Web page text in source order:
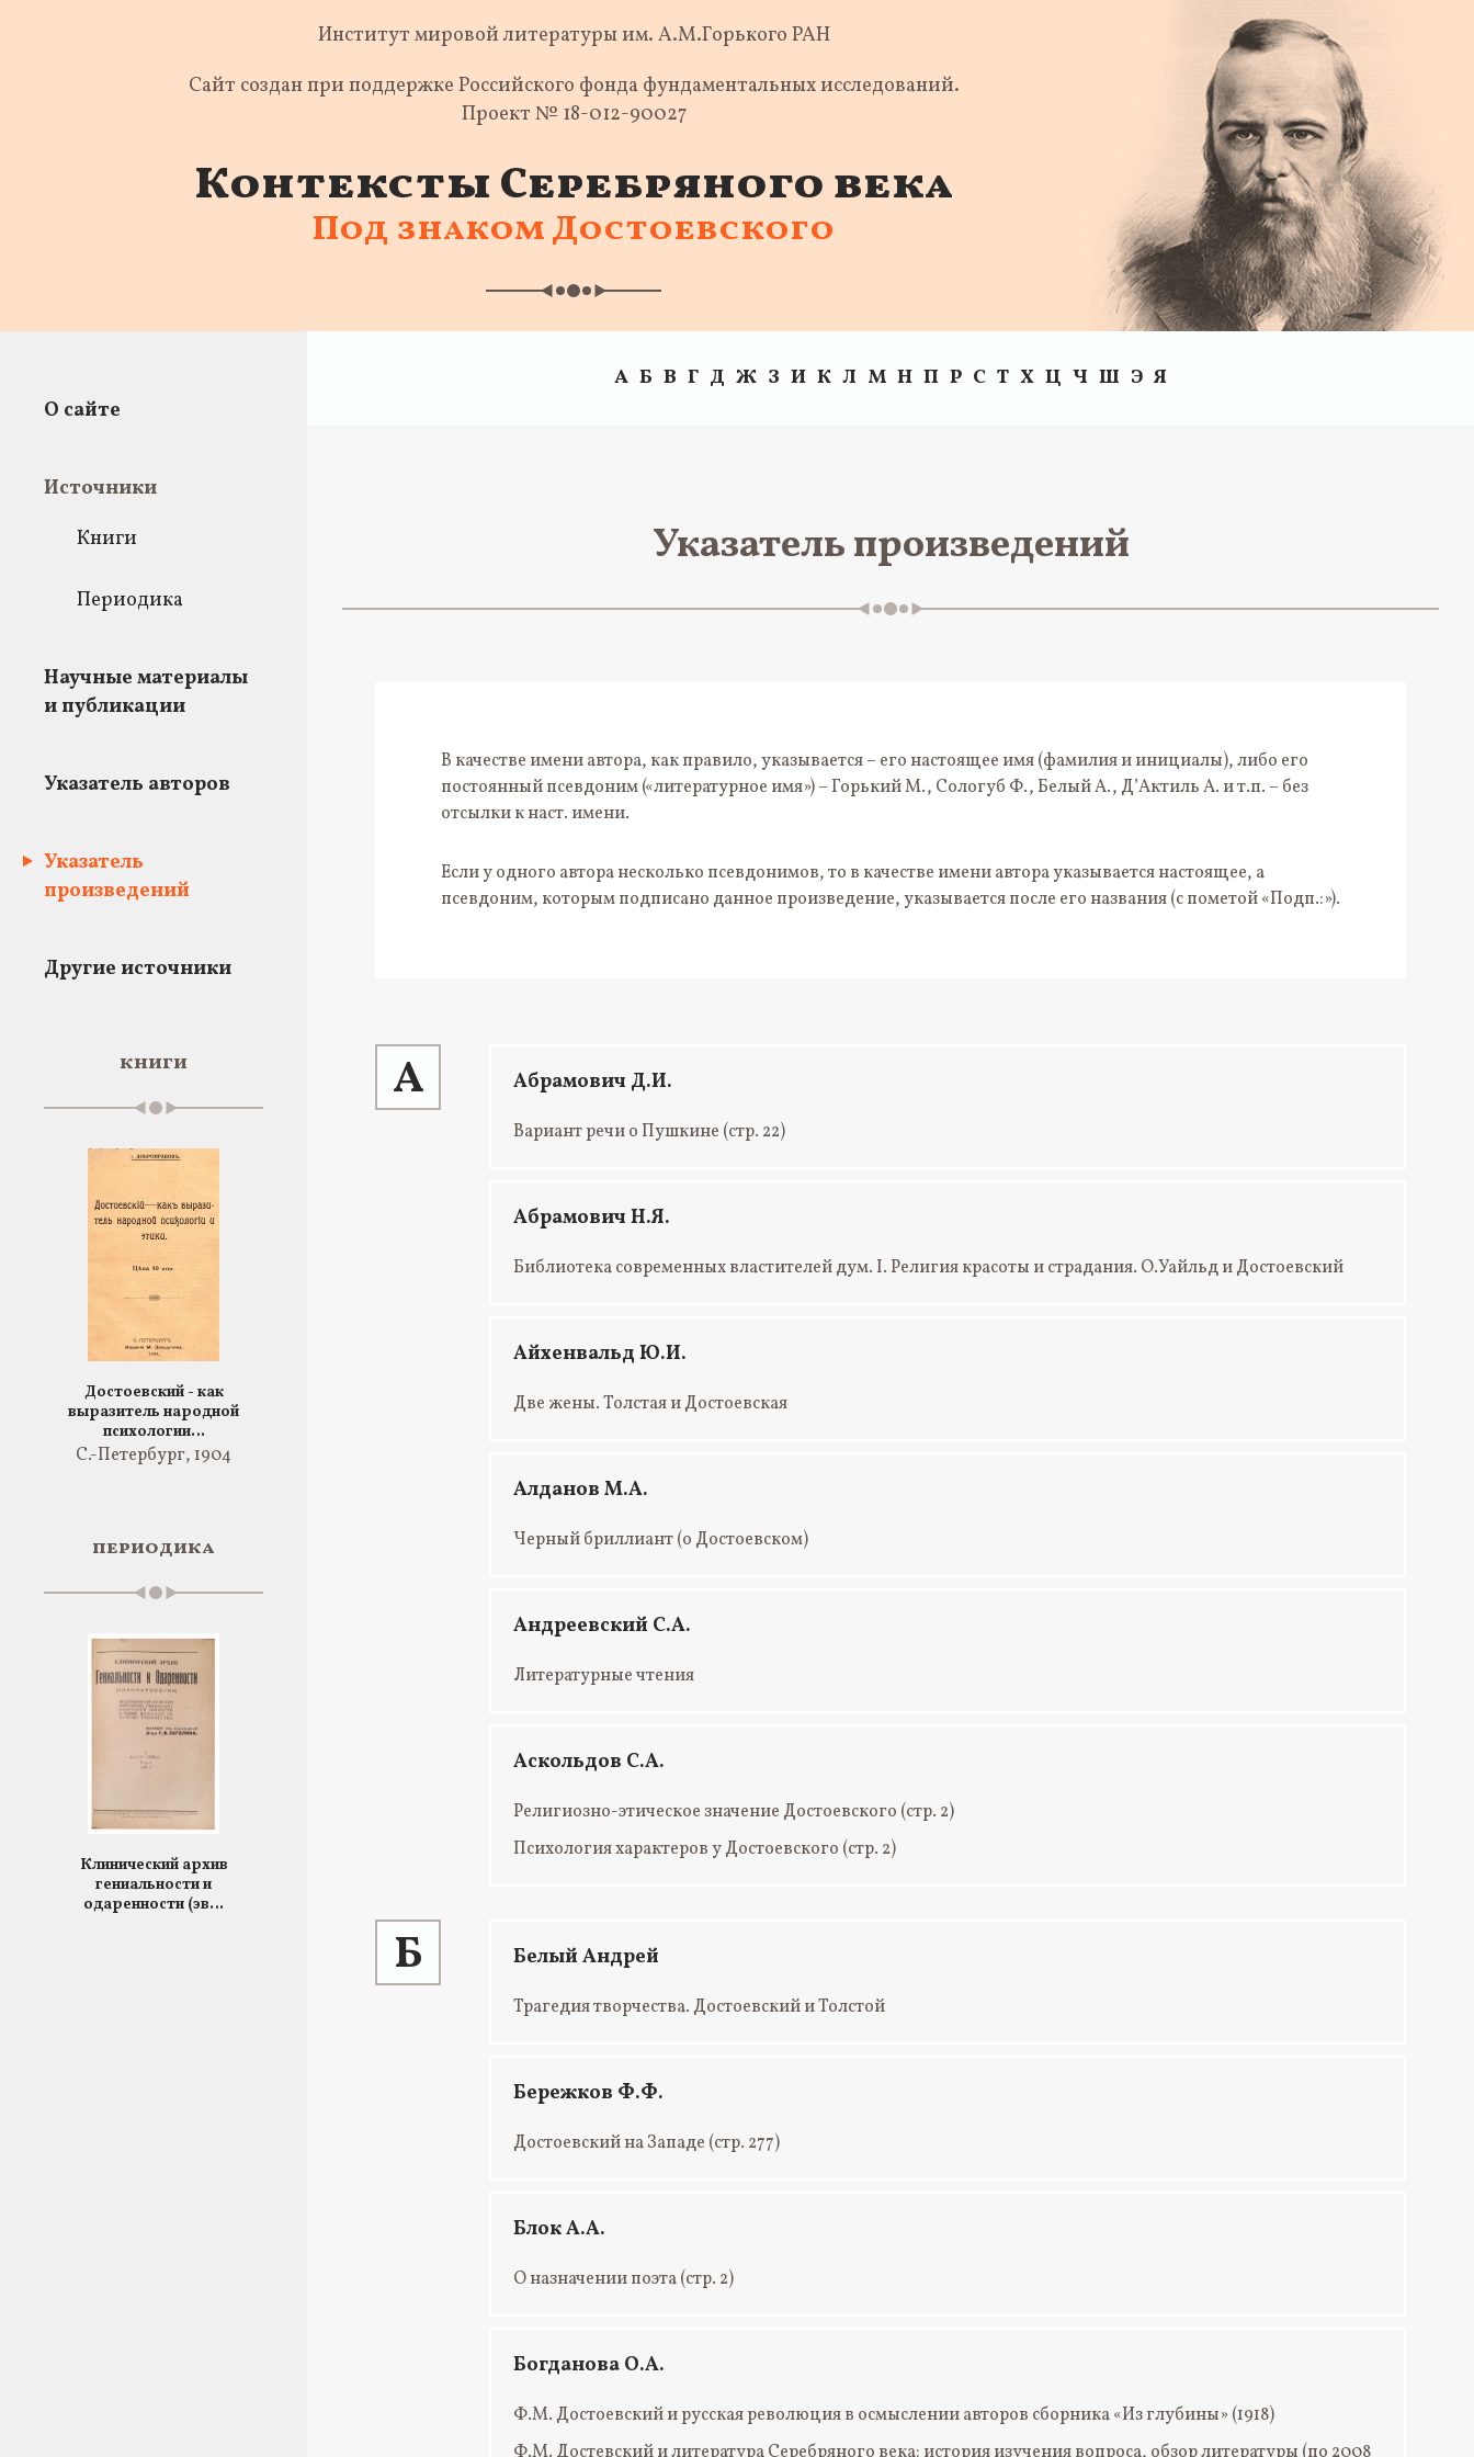
Институт мировой литературы им. А.М.Горького РАН
Сайт создан при поддержке Российского фонда фундаментальных исследований.
Проект № 18-012-90027
Контексты Серебряного века
Под знаком Достоевского
О сайте
Источники
Книги
Периодика
Научные материалы
и публикации
Указатель авторов
Указатель
произведений
Другие источники
книги
Достоевский - как
выразитель народной
психологии…
С.-Петербург, 1904
периодика
Клинический архив
гениальности и
одаренности (эв…
А Б В Г Д Ж З И К Л М Н П Р С Т Х Ц Ч Ш Э Я
Указатель произведений
В качестве имени автора, как правило, указывается – его настоящее имя (фамилия и инициалы), либо его
постоянный псевдоним («литературное имя») – Горький М., Сологуб Ф., Белый А., Д’Актиль А. и т.п. – без
отсылки к наст. имени.
Если у одного автора несколько псевдонимов, то в качестве имени автора указывается настоящее, а
псевдоним, которым подписано данное произведение, указывается после его названия (с пометой «Подп.:»).
А Абрамович Д.И.
Вариант речи о Пушкине (стр. 22)
Абрамович Н.Я.
Библиотека современных властителей дум. I. Религия красоты и страдания. О.Уайльд и Достоевский
Айхенвальд Ю.И.
Две жены. Толстая и Достоевская
Алданов М.А.
Черный бриллиант (о Достоевском)
Андреевский С.А.
Литературные чтения
Аскольдов С.А.
Религиозно-этическое значение Достоевского (стр. 2)
Психология характеров у Достоевского (стр. 2)
Б Белый Андрей
Трагедия творчества. Достоевский и Толстой
Бережков Ф.Ф.
Достоевский на Западе (стр. 277)
Блок А.А.
О назначении поэта(стр. 2)
Богданова О.А.
Ф.М. Достоевский и русская революция в осмыслении авторов сборника «Из глубины» (1918)